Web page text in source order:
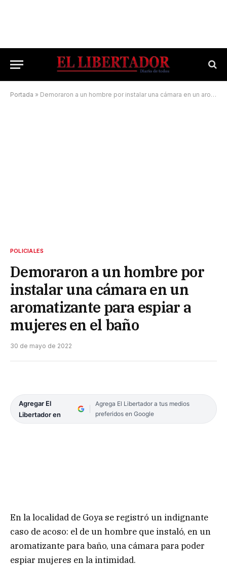
Portada » Demoraron a un hombre por instalar una cámara en un aromatizante para espiar a mujeres en el baño
POLICIALES
Demoraron a un hombre por
instalar una cámara en un
aromatizante para espiar a
mujeres en el baño
30 de mayo de 2022
Agregar El
Libertador en
Agrega El Libertador a tus medios
preferidos en Google
En la localidad de Goya se registró un indignante
caso de acoso: el de un hombre que instaló, en un
aromatizante para baño, una cámara para poder
espiar mujeres en la intimidad.